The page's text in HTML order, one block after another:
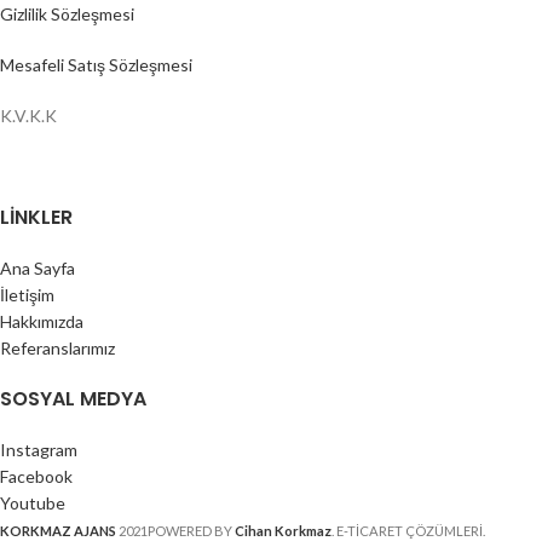
Gizlilik Sözleşmesi
Mesafeli Satış Sözleşmesi
K.V.K.K
LINKLER
Ana Sayfa
İletişim
Hakkımızda
Referanslarımız
SOSYAL MEDYA
Instagram
Facebook
Youtube
KORKMAZ AJANS 2021POWERED BYCihan Korkmaz . E-TİCARET ÇÖZÜMLERİ.